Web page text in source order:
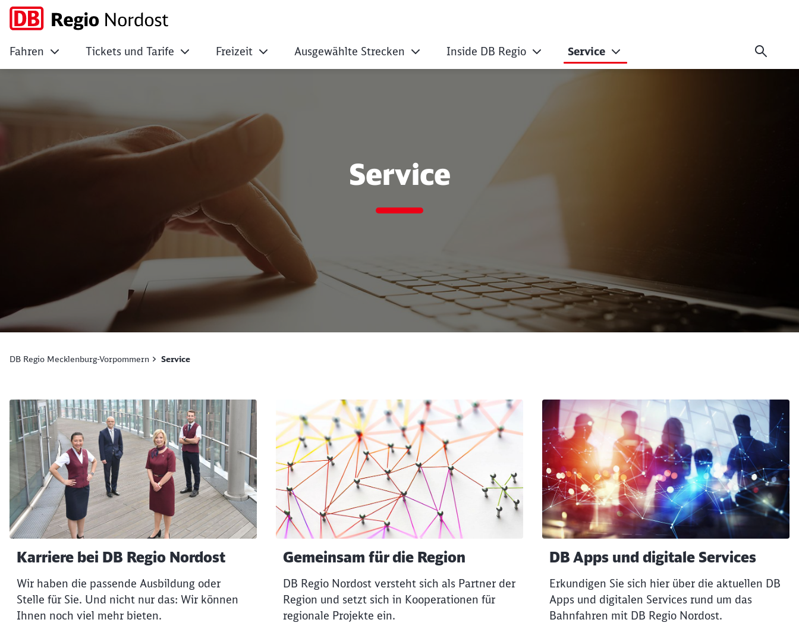
Fahren Tickets und Tarife Freizeit Ausgewählte Strecken Inside DB Regio Service
Service
DB Regio Mecklenburg-Vorpommern Service
Karriere bei DB Regio Nordost
Wir haben die passende Ausbildung oder
Stelle für Sie. Und nicht nur das: Wir können
Ihnen noch viel mehr bieten.
Gemeinsam für die Region
DB Regio Nordost versteht sich als Partner der
Region und setzt sich in Kooperationen für
regionale Projekte ein.
DB Apps und digitale Services
Erkundigen Sie sich hier über die aktuellen DB
Apps und digitalen Services rund um das
Bahnfahren mit DB Regio Nordost.
Möchten Sie zuweitergeleitet werden?
Abbrechen